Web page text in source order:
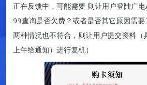
正在反馈中，可能需要 则让用户登陆广
99查询是否欠费？或者是否其它原因需
两种情况也不符合，则让用户提交资料（
上午给通知）进行复机）